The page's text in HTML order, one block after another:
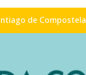
de Compostela